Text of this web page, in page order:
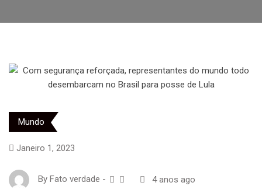
Mundo
Janeiro 1, 2023
By Fato verdade - 4 anos ago